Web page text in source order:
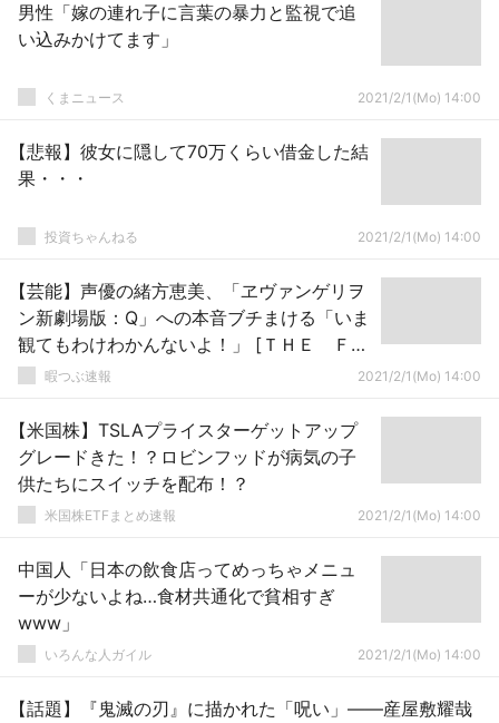
男性「嫁の連れ子に言葉の暴力と監視で追
い込みかけてます」
くまニュース 2021/2/1(Mo) 14:00
【悲報】彼女に隠して70万くらい借金した結
果・・・
投資ちゃんねる 2021/2/1(Mo) 14:00
【芸能】声優の緒方恵美、「ヱヴァンゲリヲ
ン新劇場版：Q」への本音ブチまける「いま
観てもわけわかんないよ！」 [ＴＨＥ ＦＵ
ＲＹφ★]
暇つぶ速報 2021/2/1(Mo) 14:00
【米国株】TSLAプライスターゲットアップ
グレードきた！？ロビンフッドが病気の子
供たちにスイッチを配布！？
米国株ETFまとめ速報 2021/2/1(Mo) 14:00
中国人「日本の飲食店ってめっちゃメニュ
ーが少ないよね…食材共通化で貧相すぎ
www」
いろんな人ガイル 2021/2/1(Mo) 14:00
【話題】『鬼滅の刃』に描かれた「呪い」――産屋敷耀哉